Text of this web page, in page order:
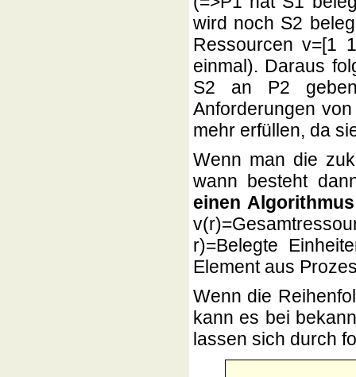
wird noch S2
Ressourcen v=[1
einmal). Daraus
S2 an P2
Anforderungen
mehr erfüllen, da
Wenn man die
wann besteht
einen
r)=Belegte
Element aus
Wenn die
kann es bei
lassen sich durch